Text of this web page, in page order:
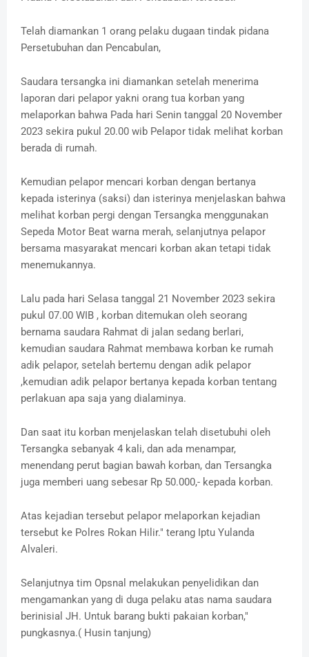
Telah diamankan 1 orang pelaku dugaan tindak pidana
Persetubuhan dan Pencabulan,
Saudara tersangka ini diamankan setelah menerima
laporan dari pelapor yakni orang tua korban yang
melaporkan bahwa Pada hari Senin tanggal 20 November
2023 sekira pukul 20.00 wib Pelapor tidak melihat korban
berada di rumah.
Kemudian pelapor mencari korban dengan bertanya
kepada isterinya (saksi) dan isterinya menjelaskan bahwa
melihat korban pergi dengan Tersangka menggunakan
Sepeda Motor Beat warna merah, selanjutnya pelapor
bersama masyarakat mencari korban akan tetapi tidak
menemukannya.
Lalu pada hari Selasa tanggal 21 November 2023 sekira
pukul 07.00 WIB , korban ditemukan oleh seorang
bernama saudara Rahmat di jalan sedang berlari,
kemudian saudara Rahmat membawa korban ke rumah
adik pelapor, setelah bertemu dengan adik pelapor
,kemudian adik pelapor bertanya kepada korban tentang
perlakuan apa saja yang dialaminya.
Dan saat itu korban menjelaskan telah disetubuhi oleh
Tersangka sebanyak 4 kali, dan ada menampar,
menendang perut bagian bawah korban, dan Tersangka
juga memberi uang sebesar Rp 50.000,- kepada korban.
Atas kejadian tersebut pelapor melaporkan kejadian
tersebut ke Polres Rokan Hilir." terang Iptu Yulanda
Alvaleri.
Selanjutnya tim Opsnal melakukan penyelidikan dan
mengamankan yang di duga pelaku atas nama saudara
berinisial JH. Untuk barang bukti pakaian korban,"
pungkasnya.( Husin tanjung)